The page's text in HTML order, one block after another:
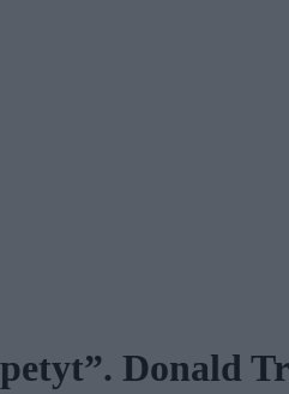
Donald